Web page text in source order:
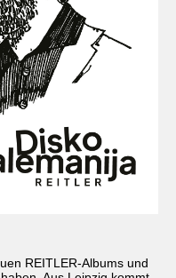
REITLER-Albums und